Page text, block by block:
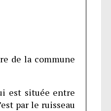
de la commune
est située entre
par le ruisseau